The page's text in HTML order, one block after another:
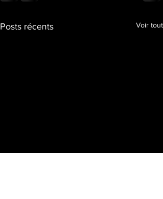
Posts récents Voir tout